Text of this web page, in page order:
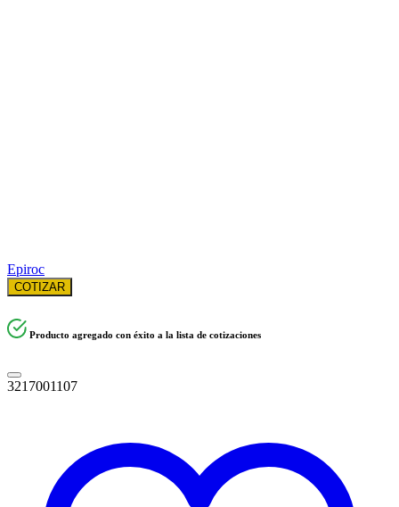
Epiroc
COTIZAR
Producto agregado con éxito a la lista de cotizaciones
3217001107